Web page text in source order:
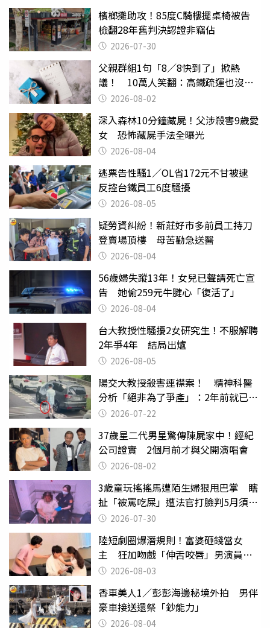
檳榔攤助攻！85度C騎樓擺桌椅被告
檢翻28年舊判決認證非竊佔
2026-07-30
父親群組1句「8／8快到了」掀熱
議！ 10萬人笑翻：高鐵疏運也沒列
父親節
2026-08-02
深入森林10分鐘藏屍！父涉殺害9歲愛
女 恐怖藏屍手法全曝光
2026-08-04
逃票告性騷1／OL省172元不甘被逮
反控台鐵員工6度騷擾
2026-08-05
疑勞資糾紛！新莊好市多前員工持刀
登賣場頂樓 母苦勸急送醫
2026-08-04
56歲婦失蹤13年！女兒已聲請死亡宣
告 她偷259元牛腱心「復活了」
2026-08-04
台大教授性騷擾2女研究生！不服解聘
2年爭4年 結局出爐
2026-08-05
陽交大教授殺害連襟案！ 精神科醫
分析「絕非為了爭產」：2年前就已言
行詭異
2026-07-22
37歲星二代男星驚傳陳屍家中！經紀
公司證實 2個月前才與父開演唱會
2026-08-02
3歲童玩搖搖馬遭陌生婦狠甩巴掌 瞎
扯「被罵吃屎」遭法官打臉判5月須入
監 2026-07-30
陸短劇圈爆潛規則！富婆砸錢當女
主 狂加吻戲「伸舌咬唇」男演員崩
潰 2026-08-03
香車美人1／彭彭海邊秘境外拍 男伴
豪車接送還祭「鈔能力」
2026-08-04